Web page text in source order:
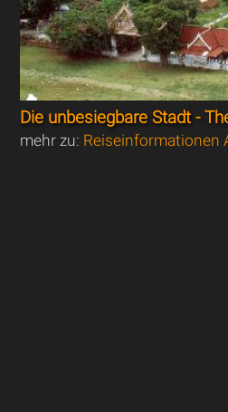
Die unbesiegbare Stadt -
mehr zu: Reiseinformationen